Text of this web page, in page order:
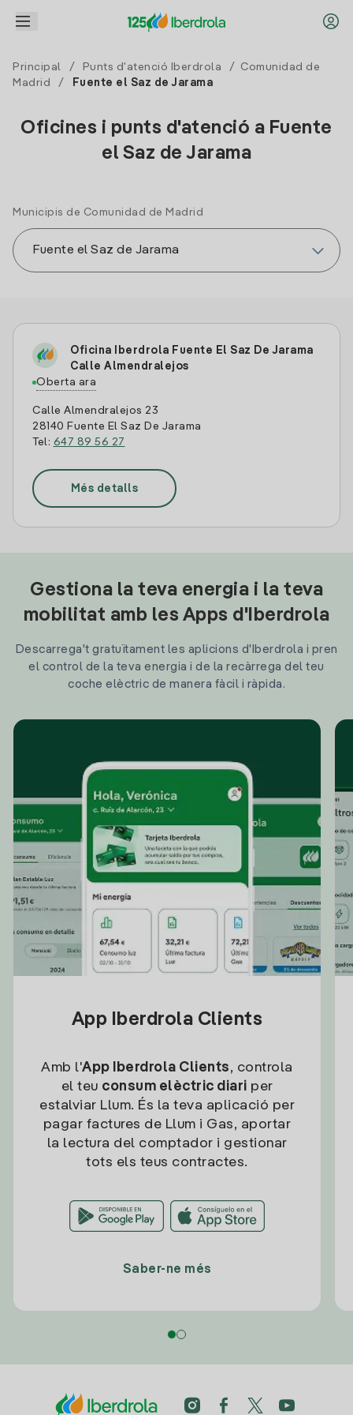
Principal / Punts d'atenció Iberdrola /
Comunidad de
Madrid
/ Fuente el Saz de Jarama
Oficines i punts d'atenció a Fuente
el Saz de Jarama
Municipis de Comunidad de Madrid
Oficina Iberdrola Fuente El Saz De Jarama
Calle Almendralejos
Oberta ara
Calle Almendralejos 23
28140 Fuente El Saz De Jarama
Tel: 647 89 56 27
Més detalls
Gestiona la teva energia i la teva
mobilitat amb les Apps d'Iberdrola
Descarrega't gratuïtament les aplicions d'Iberdrola i pren
el control de la teva energia i de la recàrrega del teu
coche elèctric de manera fàcil i ràpida.
App Iberdrola Clients
Amb l'App Iberdrola Clients, controla
el teu consum elèctric diari per
estalviar Llum. És la teva aplicació per
pagar factures de Llum i Gas, aportar
la lectura del comptador i gestionar
tots els teus contractes.
Saber-ne més